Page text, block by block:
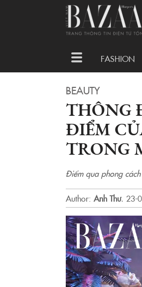
Toggle
navigation
FASHION
BEAUTY
THÔNG
ĐIỂM
TRONG
Điểm qua phong
Author: Anh Thư. 23-